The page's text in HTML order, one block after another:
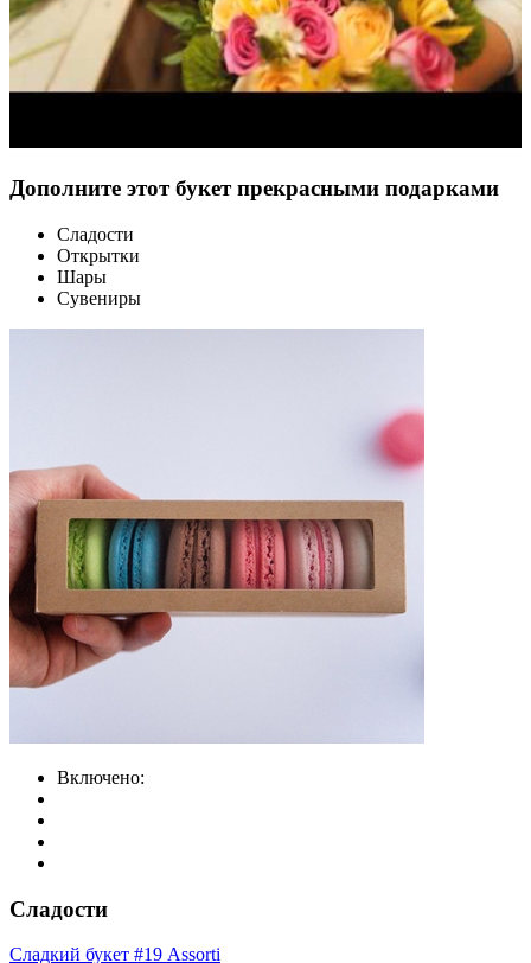
Дополните этот букет прекрасными подарками
Сладости
Открытки
Шары
Сувениры
Включено:
Сладости
Сладкий букет #19 Assorti